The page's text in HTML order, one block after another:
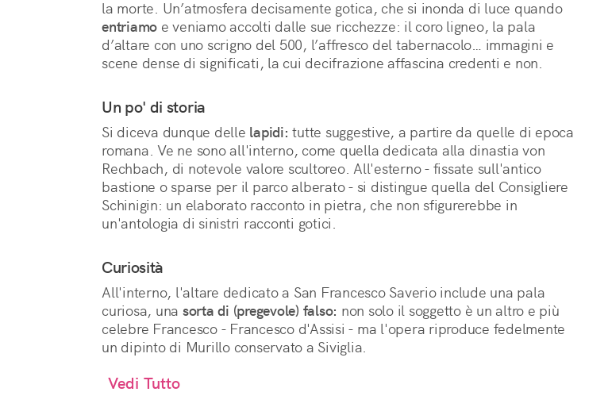
la morte. Un’atmosfera decisamente gotica, che si inonda di luce quando
entriamo e veniamo accolti dalle sue ricchezze: il coro ligneo, la pala
d’altare con uno scrigno del 500, l’affresco del tabernacolo… immagini e
scene dense di significati, la cui decifrazione affascina credenti e non.
Un po' di storia
Si diceva dunque delle lapidi: tutte suggestive, a partire da quelle di epoca
romana. Ve ne sono all'interno, come quella dedicata alla dinastia von
Rechbach, di notevole valore scultoreo. All'esterno - fissate sull'antico
bastione o sparse per il parco alberato - si distingue quella del Consigliere
Schinigin: un elaborato racconto in pietra, che non sfigurerebbe in
un'antologia di sinistri racconti gotici.
Curiosità
All'interno, l'altare dedicato a San Francesco Saverio include una pala
curiosa, una sorta di (pregevole) falso: non solo il soggetto è un altro e più
celebre Francesco - Francesco d'Assisi - ma l'opera riproduce fedelmente
un dipinto di Murillo conservato a Siviglia.
Vedi Tutto